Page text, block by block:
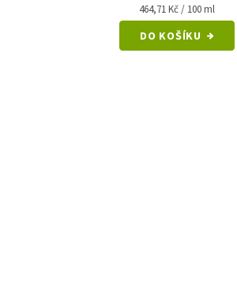
Měrná
cena:
464,71 Kč / 100 ml
DO KOŠÍKU